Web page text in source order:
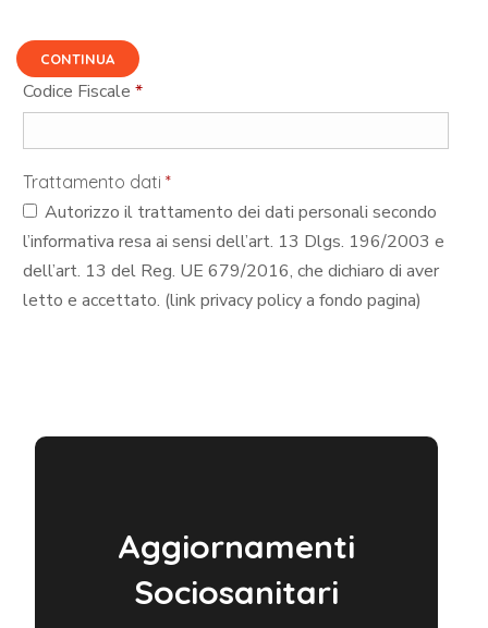
CONTINUA
Codice Fiscale*
Trattamento dati*
Autorizzo il trattamento dei dati personali secondo
l’informativa resa ai sensi dell’art. 13 Dlgs. 196/2003 e
dell’art. 13 del Reg. UE 679/2016, che dichiaro di aver
letto e accettato. (link privacy policy a fondo pagina)
Aggiornamenti
Sociosanitari